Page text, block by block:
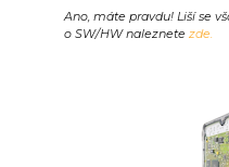
Ano, máte pravdu! Liší se
o SW/HW naleznete zde.